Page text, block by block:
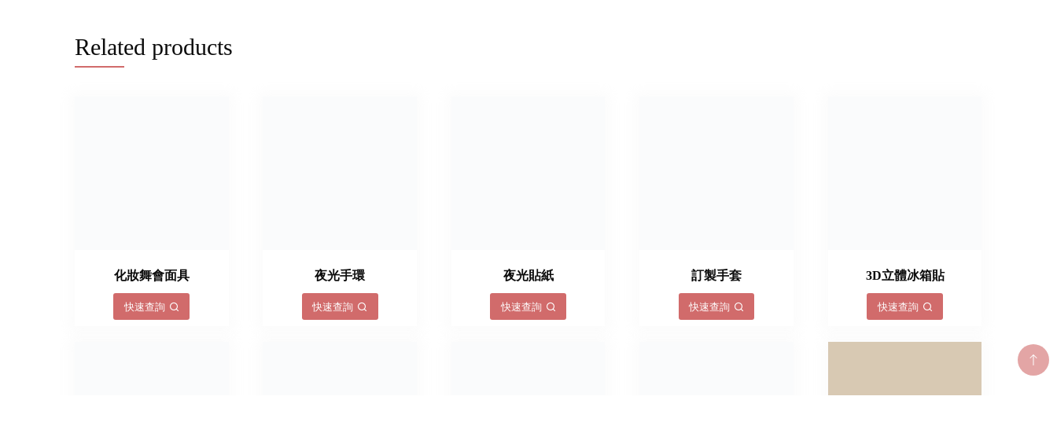
Related products
化妝舞會面具
快速查詢
夜光手環
快速查詢
夜光貼紙
快速查詢
訂製手套
快速查詢
3D立體冰箱貼
快速查詢